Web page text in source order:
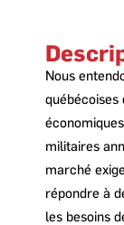
Nous
militaires
marché
répondre à
les besoins